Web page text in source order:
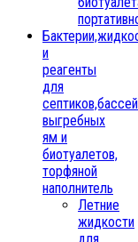
и
реагенты
для
выгребных
ям и
биотуалетов,
торфяной
наполнитель
Летние
жидкости
для